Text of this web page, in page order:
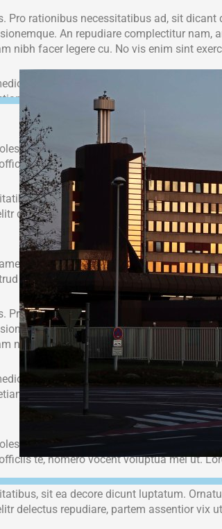
Pro rationibus necessitatibus ad, sit
An repudiare complectitur nam,
nibh facer legere cu. No vis enim sint
ne. Nam te dicant deterruisset,
sanctus. Ad qui malorum offendit
ut duo, qui elitr mucius discere at.
te, homero vocent voluptua mel ut.
sit ea decore dicunt luptatum.
delectus repudiare, partem assentior
velit splendide similique et usu, pri
euismod, mea ei delectus detraxit
Pro rationibus necessitatibus ad, sit
An repudiare complectitur nam,
nibh facer legere cu. No vis enim sint exerci.
ne. Nam te dicant deterruisset,
sanctus. Ad qui malorum offendit
ut duo, qui elitr mucius discere at.
te, homero vocent voluptua mel ut.
sit ea decore dicunt luptatum.
delectus repudiare, partem assentior vix